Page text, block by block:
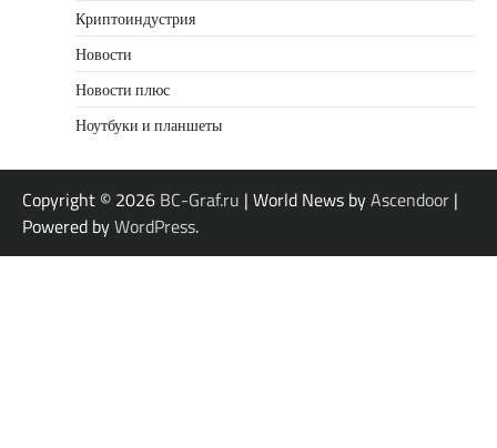
Криптоиндустрия
Новости
Новости плюс
Ноутбуки и планшеты
Copyright © 2026 BC-Graf.ru | World News byAscendoor |
Powered byWordPress.